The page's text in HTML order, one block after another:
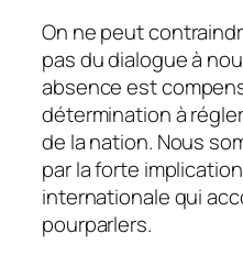
On ne peut
pas du dialogue à
absence est
détermination à
de la nation. Nous
par la forte
internationale qui
pourparlers.